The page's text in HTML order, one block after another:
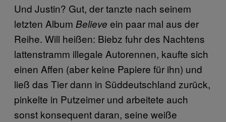
Und Justin? Gut, der tanzte nach seinem
letzten Album Believe ein paar mal aus der
Reihe. Will heißen: Biebz fuhr des Nachtens
lattenstramm illegale Autorennen, kaufte sich
einen Affen (aber keine Papiere für ihn) und
ließ das Tier dann in Süddeutschland zurück,
pinkelte in Putzeimer und arbeitete auch
sonst konsequent daran, seine weiße